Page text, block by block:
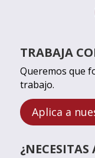
TRABAJA
Queremos que
trabajo.
Aplica a